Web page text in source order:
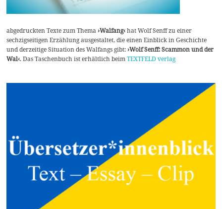
abgedruckten Texte zum Thema›Walfang‹hat Wolf Senff zu einer
sechzigseitigen Erzählung ausgestaltet, die einen Einblick in Geschichte
und derzeitige Situation des Walfangs gibt:›Wolf Senff: Scammon und der
Wal‹. Das Taschenbuch ist erhältlich beimTEXTFELD verlag